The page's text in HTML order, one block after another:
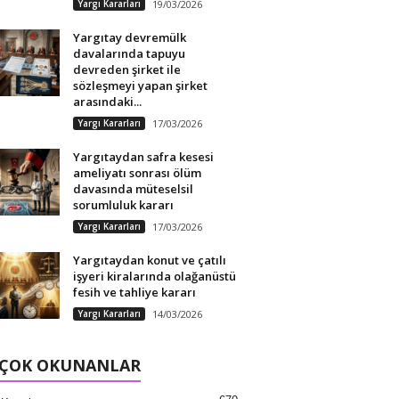
Yargı Kararları 19/03/2026
Yargıtay devremülk
davalarında tapuyu
devreden şirket ile
sözleşmeyi yapan şirket
arasındaki...
Yargı Kararları 17/03/2026
Yargıtaydan safra kesesi
ameliyatı sonrası ölüm
davasında müteselsil
sorumluluk kararı
Yargı Kararları 17/03/2026
Yargıtaydan konut ve çatılı
işyeri kiralarında olağanüstü
fesih ve tahliye kararı
Yargı Kararları 14/03/2026
OKUNANLAR